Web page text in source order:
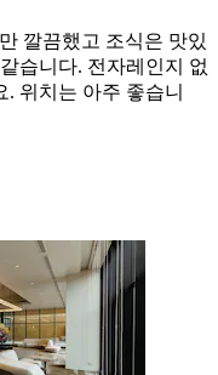
깔끔했고 조식은 맛있
습니다. 전자레인지 없
위치는 아주 좋습니